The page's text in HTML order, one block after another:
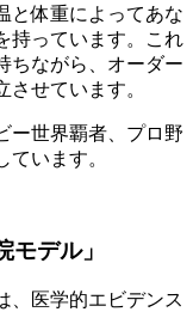
と体重によってあな
持っています。これ
ちながら、オーダー
せています。
ー世界覇者、プロ野
います。
デル」
、医学的エビデンス